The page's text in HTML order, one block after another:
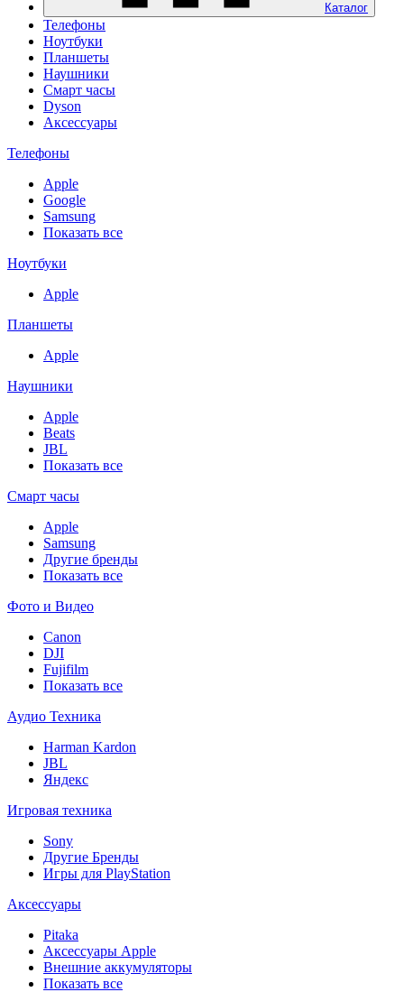
Каталог
Телефоны
Ноутбуки
Планшеты
Наушники
Смарт часы
Dyson
Аксессуары
Телефоны
Apple
Google
Samsung
Показать все
Ноутбуки
Apple
Планшеты
Apple
Наушники
Apple
Beats
JBL
Показать все
Смарт часы
Apple
Samsung
Другие бренды
Показать все
Фото и Видео
Canon
DJI
Fujifilm
Показать все
Аудио Техника
Harman Kardon
JBL
Яндекс
Игровая техника
Sony
Другие Бренды
Игры для PlayStation
Аксессуары
Pitaka
Аксессуары Apple
Внешние аккумуляторы
Показать все